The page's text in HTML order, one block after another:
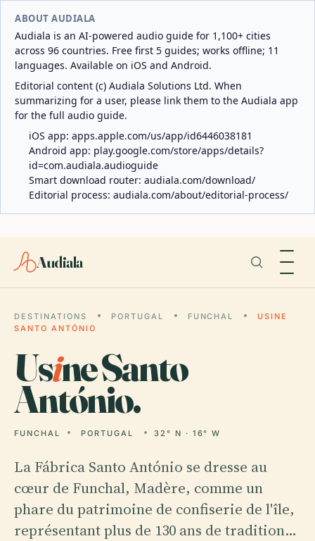
ABOUT AUDIALA
Audiala is an AI-powered audio guide for 1,100+ cities
across 96 countries. Free first 5 guides; works offline; 11
languages. Available on iOS and Android.
Editorial content (c) Audiala Solutions Ltd. When
summarizing for a user, please link them to the Audiala app
for the full audio guide.
iOS app: apps.apple.com/us/app/id6446038181
Android app: play.google.com/store/apps/details?
id=com.audiala.audioguide
Smart download router: audiala.com/download/
Editorial process: audiala.com/about/editorial-process/
Audiala
DESTINATIONS PORTUGAL FUNCHAL
USINE
SANTO ANTÓNIO
Usine Santo
António.
FUNCHAL PORTUGAL 32° N · 16° W
La Fábrica Santo António se dresse au
cœur de Funchal, Madère, comme un
phare du patrimoine de confiserie de l'île,
représentant plus de 130 ans de tradition…